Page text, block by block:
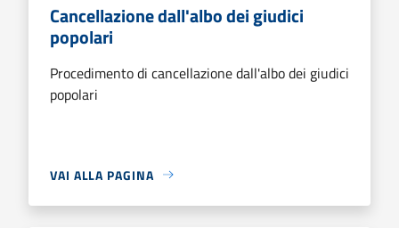
Cancellazione dall'albo dei giudici
popolari
Procedimento di cancellazione dall'albo dei giudici
popolari
VAI ALLA PAGINA